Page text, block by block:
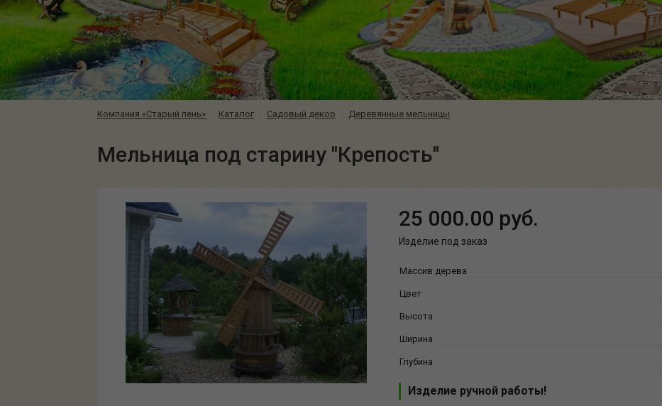
Компания «Старый пень» Каталог Садовый декор Деревянные мельницы
Мельница под старину "Крепость"
25 000.00 руб.
Изделие под заказ
Массив дерева
Цвет
Высота
Ширина
Глубина
Изделие ручной работы!